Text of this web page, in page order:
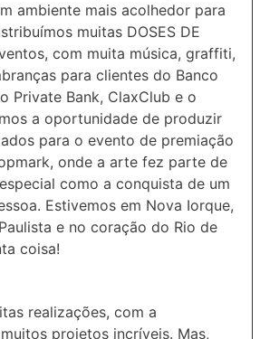
ambiente mais acolhedor para
muitas DOSES DE
com muita música, graffiti,
para clientes do Banco
Private Bank, ClaxClub e o
a oportunidade de produzir
para o evento de premiação
onde a arte fez parte de
como a conquista de um
Estivemos em Nova Iorque,
e no coração do Rio de
coisa!
realizações, com a
projetos incríveis. Mas,